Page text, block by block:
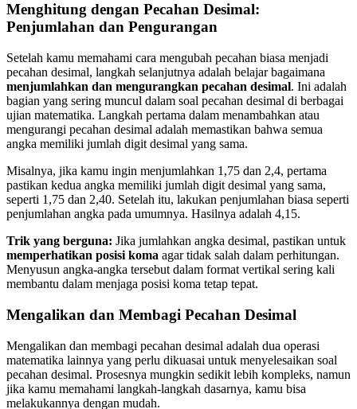
Menghitung dengan Pecahan Desimal:
Penjumlahan dan Pengurangan
Setelah kamu memahami cara mengubah pecahan biasa menjadi
pecahan desimal, langkah selanjutnya adalah belajar bagaimana
menjumlahkan dan mengurangkan pecahan desimal. Ini adalah
bagian yang sering muncul dalam soal pecahan desimal di berbagai
ujian matematika. Langkah pertama dalam menambahkan atau
mengurangi pecahan desimal adalah memastikan bahwa semua
angka memiliki jumlah digit desimal yang sama.
Misalnya, jika kamu ingin menjumlahkan 1,75 dan 2,4, pertama
pastikan kedua angka memiliki jumlah digit desimal yang sama,
seperti 1,75 dan 2,40. Setelah itu, lakukan penjumlahan biasa seperti
penjumlahan angka pada umumnya. Hasilnya adalah 4,15.
Trik yang berguna: Jika jumlahkan angka desimal, pastikan untuk
memperhatikan posisi koma agar tidak salah dalam perhitungan.
Menyusun angka-angka tersebut dalam format vertikal sering kali
membantu dalam menjaga posisi koma tetap tepat.
Mengalikan dan Membagi Pecahan Desimal
Mengalikan dan membagi pecahan desimal adalah dua operasi
matematika lainnya yang perlu dikuasai untuk menyelesaikan soal
pecahan desimal. Prosesnya mungkin sedikit lebih kompleks, namun
jika kamu memahami langkah-langkah dasarnya, kamu bisa
melakukannya dengan mudah.